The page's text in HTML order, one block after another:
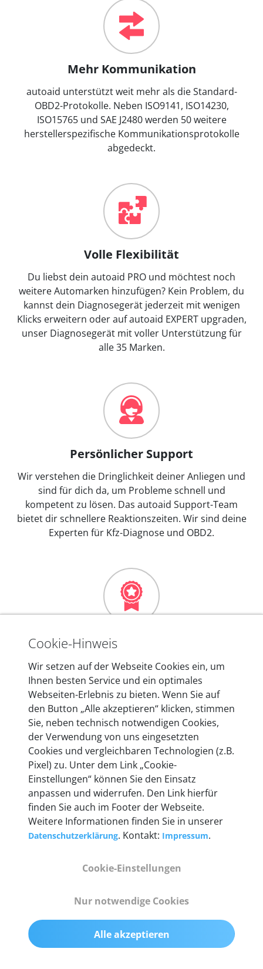
Mehr Kommunikation
autoaid unterstützt weit mehr als die Standard-
OBD2-Protokolle. Neben ISO9141, ISO14230,
ISO15765 und SAE J2480 werden 50 weitere
herstellerspezifische Kommunikationsprotokolle
abgedeckt.
Volle Flexibilität
Du liebst dein autoaid PRO und möchtest noch
weitere Automarken hinzufügen? Kein Problem, du
kannst dein Diagnosegerät jederzeit mit wenigen
Klicks erweitern oder auf autoaid EXPERT upgraden,
unser Diagnosegerät mit voller Unterstützung für
alle 35 Marken.
Persönlicher Support
Wir verstehen die Dringlichkeit deiner Anliegen und
sind für dich da, um Probleme schnell und
kompetent zu lösen. Das autoaid Support-Team
bietet dir schnellere Reaktionszeiten. Wir sind deine
Experten für Kfz-Diagnose und OBD2.
Mehr als 10 Jahre Erfahrung
In den Kfz-Diagnosegeräten von autoaid stecken
mehr als 10 Jahre Erfahrung, und auch in Zukunft
entwickeln wir unsere Produkte am Standort in
Berlin laufend weiter. Auf diese Qualität vertrauen
heute mehr als 60.000 Privatkunden und
Unternehmen.
Technische Details &
Lieferumfang
Abmessungen
Gewicht
200 g
Cookie-Hinweis
Wir setzen auf der Webseite Cookies ein, um
Ihnen besten Service und ein optimales
Webseiten-Erlebnis zu bieten. Wenn Sie auf
den Button „Alle akzeptieren“ klicken, stimmen
Sie, neben technisch notwendigen Cookies,
der Verwendung von uns eingesetzten
Cookies und vergleichbaren Technologien (z.B.
Pixel) zu. Unter dem Link „Cookie-
Einstellungen“ können Sie den Einsatz
anpassen und widerrufen. Den Link hierfür
finden Sie auch im Footer der Webseite.
Weitere Informationen finden Sie in unserer
Datenschutzerklärung. Kontakt: Impressum.
Cookie-Einstellungen
Nur notwendige Cookies
Alle akzeptieren